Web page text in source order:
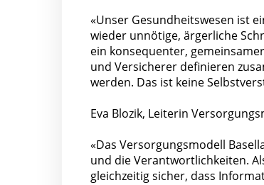
«Unser Gesundheitswesen ist
wieder unnötige, ärgerliche
ein konsequenter,
und Versicherer definieren
werden. Das ist keine
Eva Blozik, Leiterin
«Das Versorgungsmodell
und die Verantwortlichkeiten.
gleichzeitig sicher, dass